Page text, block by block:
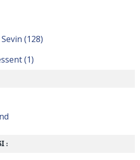
:
(128)
(1)